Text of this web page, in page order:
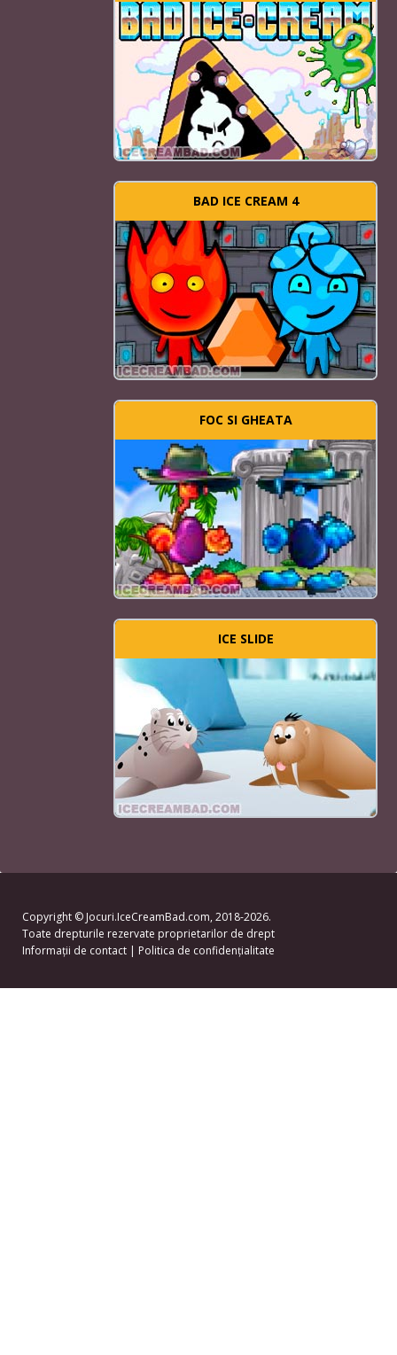
BAD ICE CREAM 4
FOC SI GHEATA
ICE SLIDE
Copyright © Jocuri.IceCreamBad.com, 2018-2026.
Toate drepturile rezervate proprietarilor de drept
Informații de contact | Politica de confidențialitate